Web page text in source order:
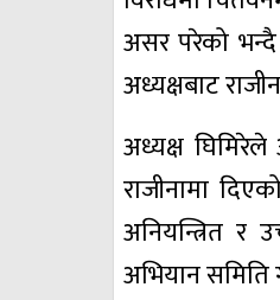
असर परेको
अध्यक्षबाट
अध्यक्ष
राजीनामा
अनियन्त्रित
अभियान